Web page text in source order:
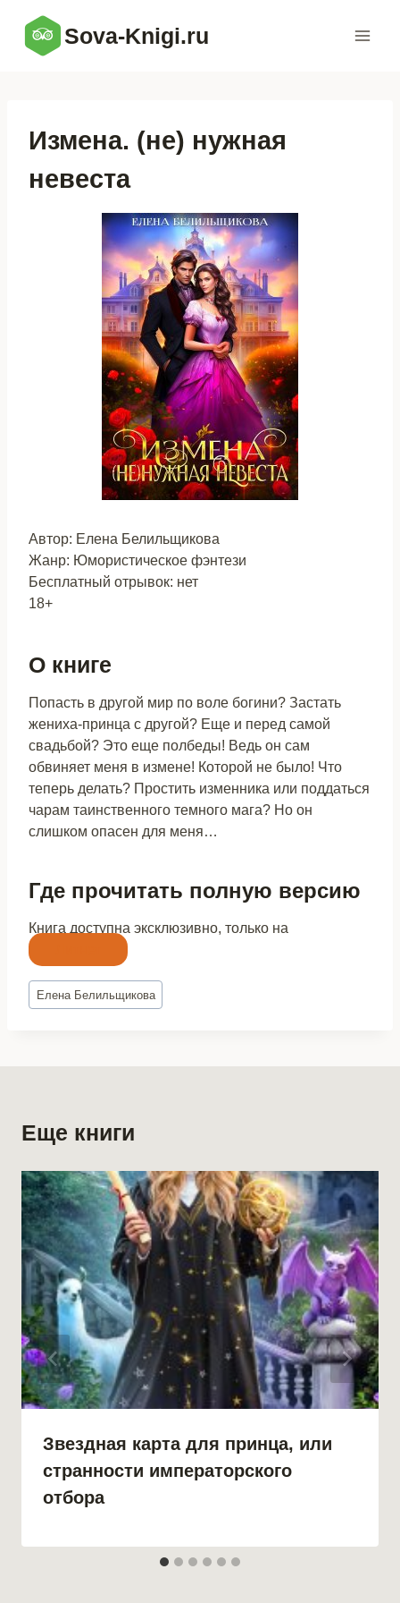
содержимому
Sova-Knigi.ru
Измена. (не) нужная
невеста
Автор: Елена Белильщикова
Жанр: Юмористическое фэнтези
Бесплатный отрывок: нет
18+
О книге
Попасть в другой мир по воле богини? Застать
жениха-принца с другой? Еще и перед самой
свадьбой? Это еще полбеды! Ведь он сам
обвиняет меня в измене! Которой не было! Что
теперь делать? Простить изменника или поддаться
чарам таинственного темного мага? Но он
слишком опасен для меня…
Где прочитать полную версию
Книга доступна эксклюзивно, только на
Метки
записи:
Елена Белильщикова
Еще книги
Звездная карта для принца, или
странности императорского
отбора